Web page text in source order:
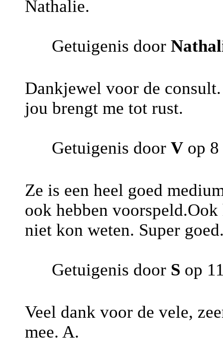
Nathalie.
Getuigenis door
Dankjewel voor de
jou brengt me tot rust.
Getuigenis door V op
Ze is een heel goed
ook hebben
niet kon weten. Super
Getuigenis door S op
Veel dank voor de vele,
mee. A.